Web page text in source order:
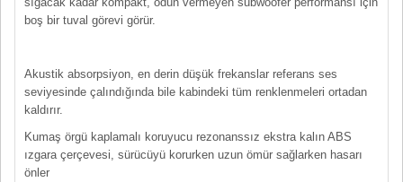
boş bir tuval görevi görür.
Akustik absorpsiyon, en derin düşük frekanslar referans ses
seviyesinde çalındığında bile kabindeki tüm renklenmeleri ortadan
kaldırır.
Kumaş örgü kaplamalı koruyucu rezonanssız ekstra kalın ABS
ızgara çerçevesi, sürücüyü korurken uzun ömür sağlarken hasarı
önler